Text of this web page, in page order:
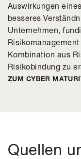
Auswirkungen
besseres
Unternehmen,
Kombination aus
Risikobindung zu
ZUM CYBER
Quellen